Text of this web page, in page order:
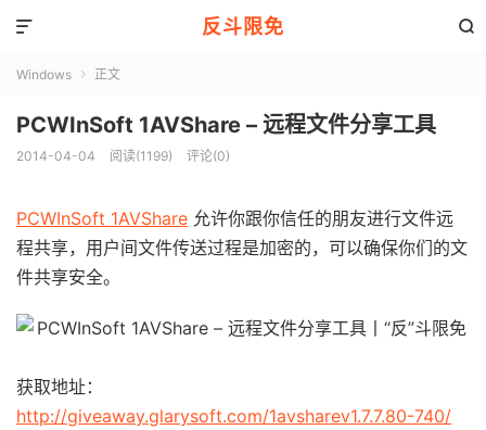
反斗限免 

Windows  正文
PCWInSoft 1AVShare – 远程文件分享工具
2014-04-04 阅读(1199) 评论(0)
PCWInSoft 1AVShare 允许你跟你信任的朋友进行文件远
程共享，用户间文件传送过程是加密的，可以确保你们的文
件共享安全。
获取地址：
http://giveaway.glarysoft.com/1avsharev1.7.7.80-740/